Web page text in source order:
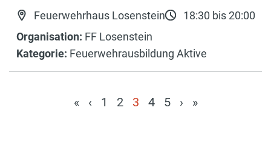
Feuerwehrhaus Losenstein
18:30 bis 20:00
Organisation: FF Losenstein
Kategorie: Feuerwehrausbildung Aktive
« ‹ 1 2 3 4 5 › »